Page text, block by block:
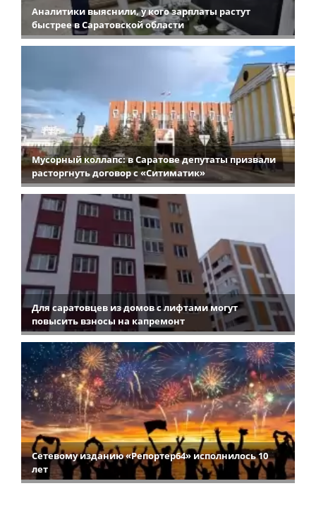
Аналитики выяснили, у кого зарплаты растут
быстрее в Саратовской области
Мусорный коллапс: в Саратове депутаты призвали
расторгнуть договор с «Ситиматик»
Для саратовцев из домов с лифтами могут
повысить взносы на капремонт
Сетевому изданию «Репортер64» исполнилось 10
лет